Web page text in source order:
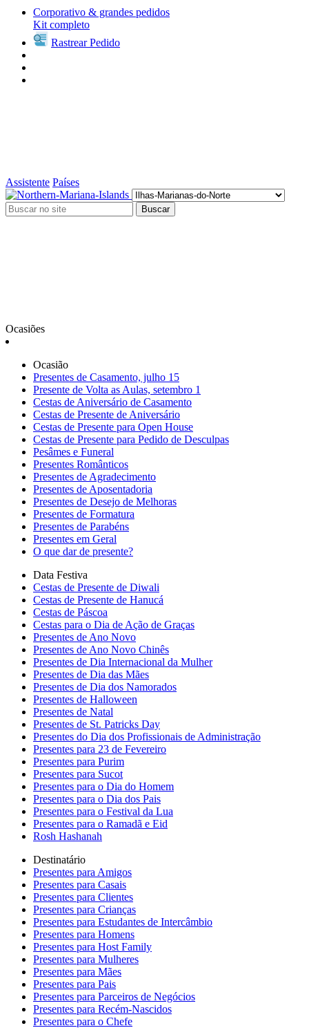
Corporativo & grandes pedidos
Kit completo
Rastrear Pedido
Assistente Países
Buscar
Ocasiões
Ocasião
Presentes de Casamento, julho 15
Presente de Volta as Aulas, setembro 1
Cestas de Aniversário de Casamento
Cestas de Presente de Aniversário
Cestas de Presente para Open House
Cestas de Presente para Pedido de Desculpas
Pesâmes e Funeral
Presentes Românticos
Presentes de Agradecimento
Presentes de Aposentadoria
Presentes de Desejo de Melhoras
Presentes de Formatura
Presentes de Parabéns
Presentes em Geral
O que dar de presente?
Data Festiva
Cestas de Presente de Diwali
Cestas de Presente de Hanucá
Cestas de Páscoa
Cestas para o Dia de Ação de Graças
Presentes de Ano Novo
Presentes de Ano Novo Chinês
Presentes de Dia Internacional da Mulher
Presentes de Dia das Mães
Presentes de Dia dos Namorados
Presentes de Halloween
Presentes de Natal
Presentes de St. Patricks Day
Presentes do Dia dos Profissionais de Administração
Presentes para 23 de Fevereiro
Presentes para Purim
Presentes para Sucot
Presentes para o Dia do Homem
Presentes para o Dia dos Pais
Presentes para o Festival da Lua
Presentes para o Ramadã e Eid
Rosh Hashanah
Destinatário
Presentes para Amigos
Presentes para Casais
Presentes para Clientes
Presentes para Crianças
Presentes para Estudantes de Intercâmbio
Presentes para Homens
Presentes para Host Family
Presentes para Mulheres
Presentes para Mães
Presentes para Pais
Presentes para Parceiros de Negócios
Presentes para Recém-Nascidos
Presentes para o Chefe